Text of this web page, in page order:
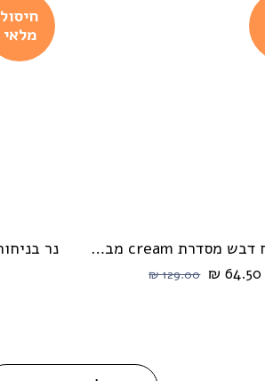
הוספה לעגלה נר בניחוח דבש מסדרת cream מבית HIKARI
64.50 ₪
129.00 ₪
חיסול
מלאי